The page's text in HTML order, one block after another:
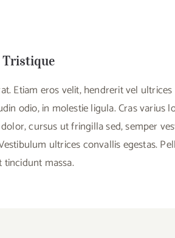
Tristique
Etiam eros velit, hendrerit vel
odio, in molestie ligula. Cras varius
cursus ut fringilla sed, semper
ultrices convallis egestas.
massa.